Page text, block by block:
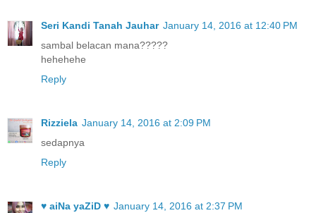
Seri Kandi Tanah Jauhar January 14, 2016 at 12:40 PM
sambal belacan mana?????
hehehehe
Reply
Rizziela January 14, 2016 at 2:09 PM
sedapnya
Reply
♥ aiNa yaZiD ♥ January 14, 2016 at 2:37 PM